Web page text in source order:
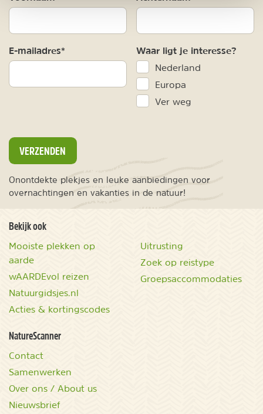
E-mailadres* Waar ligt je interesse?
Nederland
Europa
Ver weg
VERZENDEN
Onontdekte plekjes en leuke aanbiedingen voor
overnachtingen en vakanties in de natuur!
Bekijk ook
Mooiste plekken op
aarde
wAARDEvol reizen
Natuurgidsjes.nl
Acties & kortingscodes
Uitrusting
Zoek op reistype
Groepsaccommodaties
NatureScanner
Contact
Samenwerken
Over ons / About us
Nieuwsbrief